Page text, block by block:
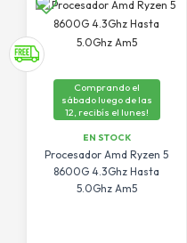
Comprando el
sábado luego de las
12, recibís el lunes!
EN STOCK
Procesador Amd Ryzen 5
8600G 4.3Ghz Hasta
5.0Ghz Am5